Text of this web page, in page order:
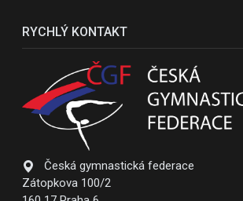
RYCHLÝ KONTAKT
Česká gymnastická federace
Zátopkova 100/2